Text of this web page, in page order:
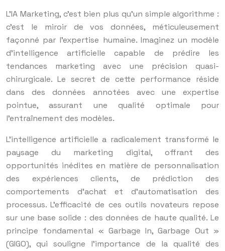
L’IA Marketing, c’est bien plus qu’un simple algorithme :
c’est le miroir de vos données, méticuleusement
façonné par l’expertise humaine. Imaginez un modèle
d’intelligence artificielle capable de prédire les
tendances marketing avec une précision quasi-
chirurgicale. Le secret de cette performance réside
dans des données annotées avec une expertise
pointue, assurant une qualité optimale pour
l’entraînement des modèles.
L’intelligence artificielle a radicalement transformé le
paysage du marketing digital, offrant des
opportunités inédites en matière de personnalisation
des expériences clients, de prédiction des
comportements d’achat et d’automatisation des
processus. L’efficacité de ces outils novateurs repose
sur une base solide : des données de haute qualité. Le
principe fondamental « Garbage In, Garbage Out »
(GIGO), qui souligne l’importance de la qualité des